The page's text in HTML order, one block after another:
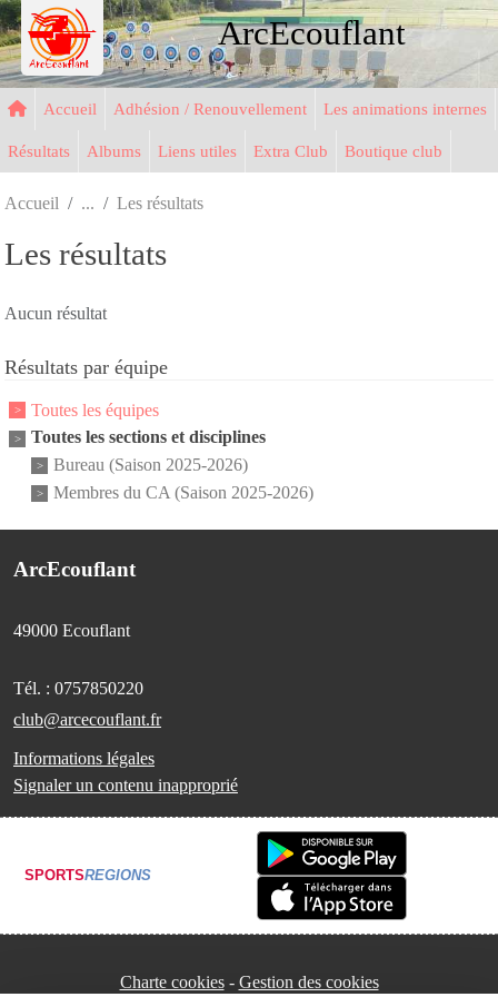
ArcEcouflant
Accueil Adhésion / Renouvellement Les animations internes
Résultats Albums Liens utiles Extra Club Boutique club
Accueil Les résultats
Les résultats
Aucun résultat
Résultats par équipe
Toutes les équipes
Toutes les sections et disciplines
Bureau (Saison 2025-2026)
Membres du CA (Saison 2025-2026)
ArcEcouflant
49000 Ecouflant
Tél. : 0757850220
club@arcecouflant.fr
Informations légales
Signaler un contenu inapproprié
SPORTSREGIONS
Charte cookies Gestion des cookies
Panneau de gestion des cookies